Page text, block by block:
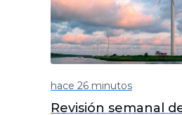
hace 26 minutos
Revisión semanal